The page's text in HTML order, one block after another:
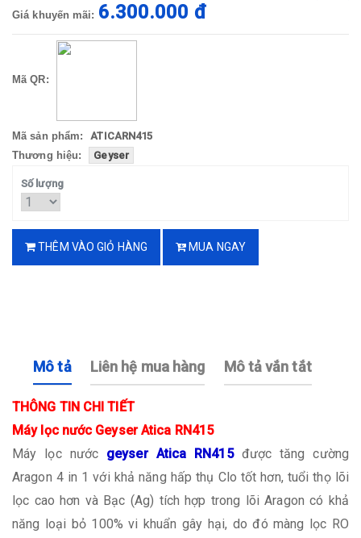
Giá khuyến mãi: 6.300.000 đ
Mã QR:
Mã sản phẩm:
ATICARN415
Thương hiệu:
Geyser
Số lượng
THÊM VÀO GIỎ HÀNG MUA NGAY
Mô tả Liên hệ mua hàng Mô tả vắn tắt
THÔNG TIN CHI TIẾT
Máy lọc nước Geyser Atica RN415
Máy lọc nước geyser Atica RN415được tăng cường
Aragon 4 in 1 với khả năng hấp thụ Clo tốt hơn, tuổi thọ lõi
lọc cao hơn và Bạc (Ag) tích hợp trong lõi Aragon có khả
năng loại bỏ 100% vi khuẩn gây hại, do đó màng lọc RO